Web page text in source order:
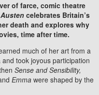
of farce, comic theatre
celebrates Britain’s
death and explores why
time after time.
much of her art from a
took joyous participation
Sense and Sensibility,
Emma were shaped by the